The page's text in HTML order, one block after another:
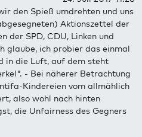
den Spieß umdrehten und uns
Aktionszettel der
der SPD, CDU, Linken und
glaube, ich probier das einmal
in die Luft, auf dem steht
- Bei näherer Betrachtung
Kindereien vom allmählich
also wohl nach hinten
die Unfairness des Gegners